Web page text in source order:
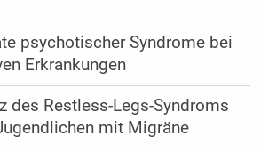
psychotischer Syndrome bei
Erkrankungen
des Restless-Legs-Syndroms
mit Migräne